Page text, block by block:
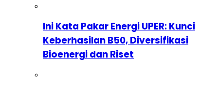
Ini Kata Pakar Energi UPER: Kunci
Keberhasilan B50, Diversifikasi
Bioenergi dan Riset